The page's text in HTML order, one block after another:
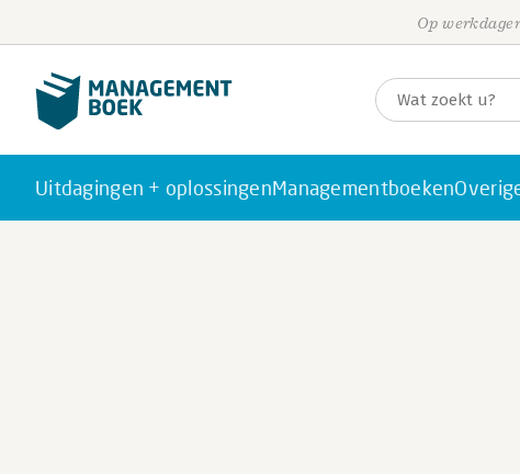
Op
Uitdagingen + oplossingenManagementboeken